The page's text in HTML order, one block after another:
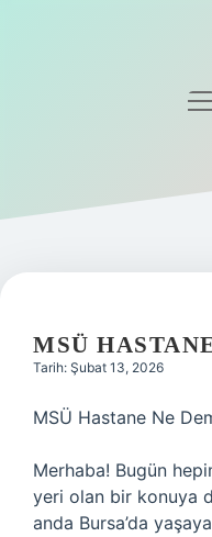
Gizlilik Politikası
Yasal Uyarı
MSÜ
Tarih: Şubat 13, 2026
MSÜ Hastane Ne
Merhaba! Bugün
yeri olan bir konuya
anda Bursa’da